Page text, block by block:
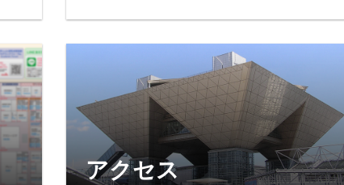
アクセス